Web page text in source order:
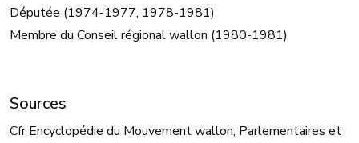
Députée (1974-1977, 1978-1981)
Membre du Conseil régional wallon (1980-1981)
Sources
Cfr Encyclopédie du Mouvement wallon, Parlementaires et